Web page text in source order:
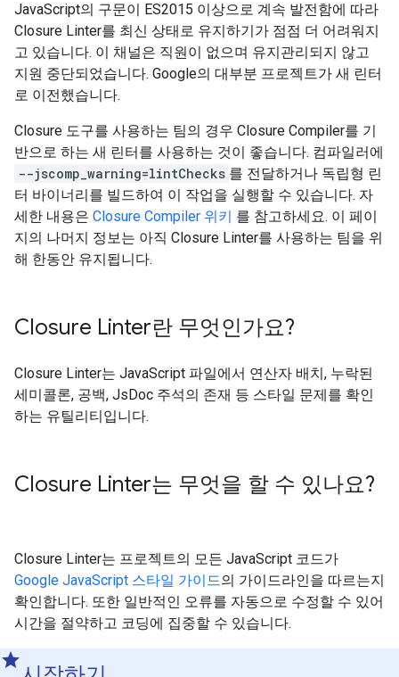
JavaScript의 구문이 ES2015 이상으로 계속 발전함에 따라
Closure Linter를 최신 상태로 유지하기가 점점 더 어려워지
고 있습니다. 이 채널은 직원이 없으며 유지관리되지 않고
지원 중단되었습니다. Google의 대부분 프로젝트가 새 린터
로 이전했습니다.
Closure 도구를 사용하는 팀의 경우 Closure Compiler를 기
반으로 하는 새 린터를 사용하는 것이 좋습니다. 컴파일러에
--jscomp_warning=lintChecks 를 전달하거나 독립형 린
터 바이너리를 빌드하여 이 작업을 실행할 수 있습니다. 자
세한 내용은 Closure Compiler 위키 를 참고하세요. 이 페이
지의 나머지 정보는 아직 Closure Linter를 사용하는 팀을 위
해 한동안 유지됩니다.
Closure Linter란 무엇인가요?
Closure Linter는 JavaScript 파일에서 연산자 배치, 누락된
세미콜론, 공백, JsDoc 주석의 존재 등 스타일 문제를 확인
하는 유틸리티입니다.
Closure Linter는 무엇을 할 수 있나요?
Closure Linter는 프로젝트의 모든 JavaScript 코드가
Google JavaScript 스타일 가이드의 가이드라인을 따르는지
확인합니다. 또한 일반적인 오류를 자동으로 수정할 수 있어
시간을 절약하고 코딩에 집중할 수 있습니다.